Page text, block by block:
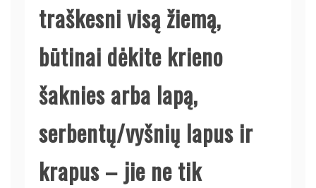
traškesni visą žiemą,
būtinai dėkite krieno
šaknies arba lapą,
serbentų/vyšnių lapus ir
krapus – jie ne tik